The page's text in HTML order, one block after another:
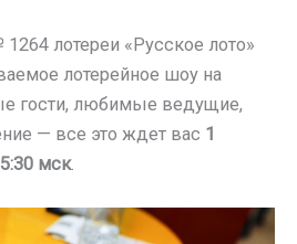
лотереи «Русское лото»
лотерейное шоу на
гости, любимые ведущие,
— все это ждет вас 1
мск.